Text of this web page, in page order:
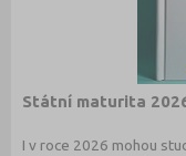
Státní maturita
I v roce 2026 mohou